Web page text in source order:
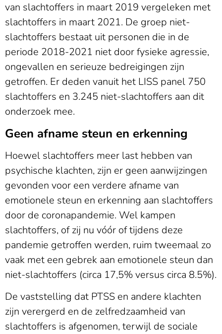
van slachtoffers in maart 2019 vergeleken met
slachtoffers in maart 2021. De groep niet-
slachtoffers bestaat uit personen die in de
periode 2018-2021 niet door fysieke agressie,
ongevallen en serieuze bedreigingen zijn
getroffen. Er deden vanuit het LISS panel 750
slachtoffers en 3.245 niet-slachtoffers aan dit
onderzoek mee.
Geen afname steun en erkenning
Hoewel slachtoffers meer last hebben van
psychische klachten, zijn er geen aanwijzingen
gevonden voor een verdere afname van
emotionele steun en erkenning aan slachtoffers
door de coronapandemie. Wel kampen
slachtoffers, of zij nu vóór of tijdens deze
pandemie getroffen werden, ruim tweemaal zo
vaak met een gebrek aan emotionele steun dan
niet-slachtoffers (circa 17,5% versus circa 8.5%).
De vaststelling dat PTSS en andere klachten
zijn verergerd en de zelfredzaamheid van
slachtoffers is afgenomen, terwijl de sociale